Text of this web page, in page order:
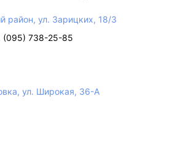
район, ул. Зарицких, 18/3
738-25-85
ул. Широкая, 36-А